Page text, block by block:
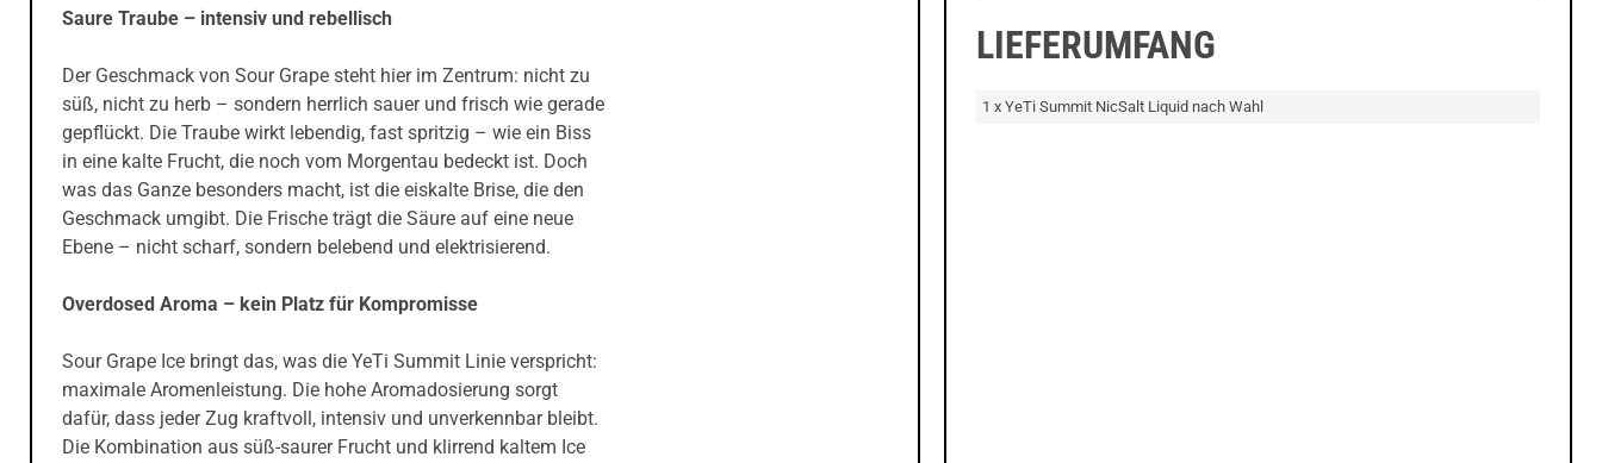
Saure Traube – intensiv und rebellisch
Der Geschmack von Sour Grape steht hier im Zentrum: nicht zu
süß, nicht zu herb – sondern herrlich sauer und frisch wie gerade
gepflückt. Die Traube wirkt lebendig, fast spritzig – wie ein Biss
in eine kalte Frucht, die noch vom Morgentau bedeckt ist. Doch
was das Ganze besonders macht, ist die eiskalte Brise, die den
Geschmack umgibt. Die Frische trägt die Säure auf eine neue
Ebene – nicht scharf, sondern belebend und elektrisierend.
Overdosed Aroma – kein Platz für Kompromisse
Sour Grape Ice bringt das, was die YeTi Summit Linie verspricht:
maximale Aromenleistung. Die hohe Aromadosierung sorgt
dafür, dass jeder Zug kraftvoll, intensiv und unverkennbar bleibt.
Die Kombination aus süß-saurer Frucht und klirrend kaltem Ice
LIEFERUMFANG
1 x YeTi Summit NicSalt Liquid nach Wahl